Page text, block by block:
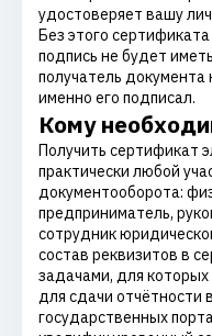
удостоверяет вашу
Без этого
подпись не будет
получатель документа
именно его подписал.
Кому
Получить сертификат
практически любой
документооборота:
предприниматель,
сотрудник
состав реквизитов в
задачами, для
для сдачи
государственных